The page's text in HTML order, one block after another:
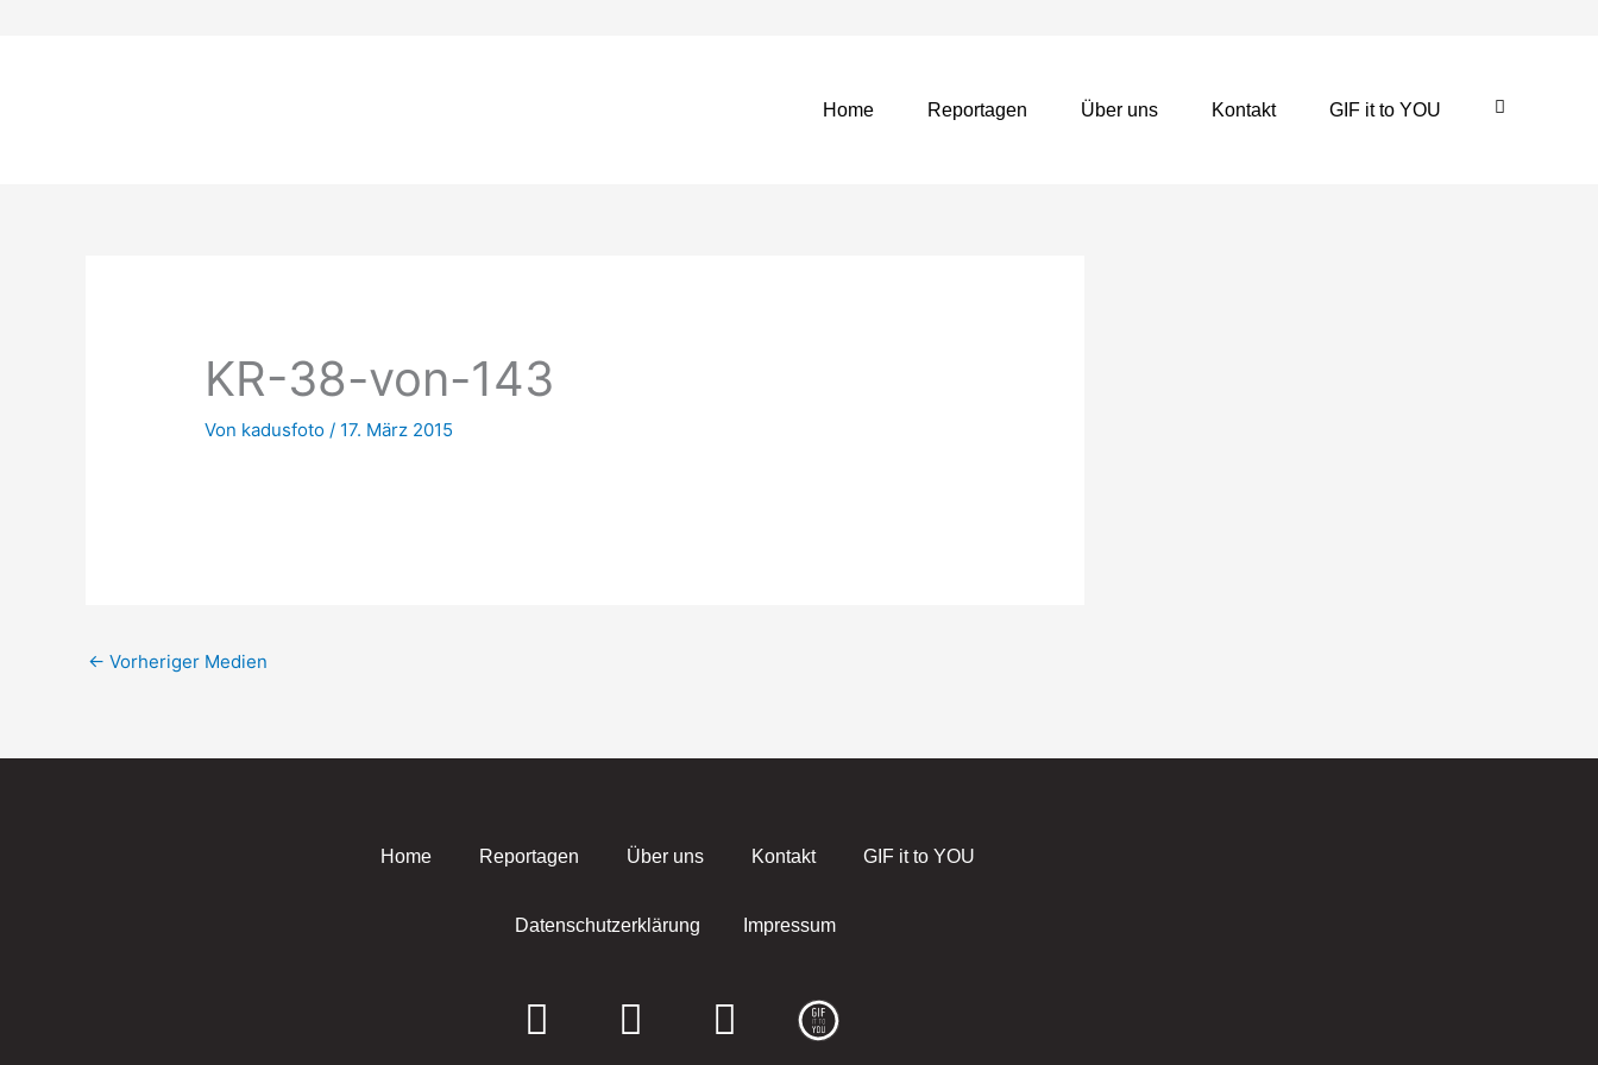
Home Reportagen Über uns Kontakt GIF it to YOU
KR-38-von-143
Von kadusfoto/ 17. März 2015
← Vorheriger Medien
Home Reportagen Über uns Kontakt GIF it to YOU
Datenschutzerklärung Impressum
F
I
E